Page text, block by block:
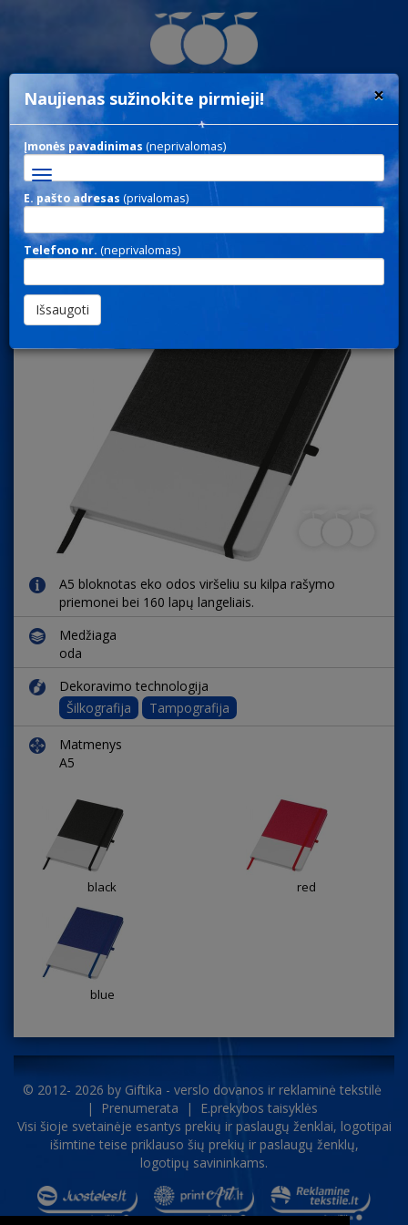
Toggle
navigation
NOTE 231 / UŽRAŠINĖS
A5 bloknotas eko odos viršeliu su kilpa rašymo
priemonei bei 160 lapų langeliais.
Medžiaga
oda
Dekoravimo technologija
Šilkografija
Tampografija
Matmenys
A5
black red
blue
© 2012- 2026 by Giftika - verslo dovanos ir reklaminė tekstilė
|
Prenumerata |
E.prekybos taisyklės
Visi šioje svetainėje esantys prekių ir paslaugų ženklai, logotipai
išimtine teise priklauso šių prekių ir paslaugų ženklų,
logotipų savininkams.
×
Naujienas sužinokite pirmieji!
Įmonės pavadinimas (neprivalomas)
E. pašto adresas (privalomas)
Telefono nr. (neprivalomas)